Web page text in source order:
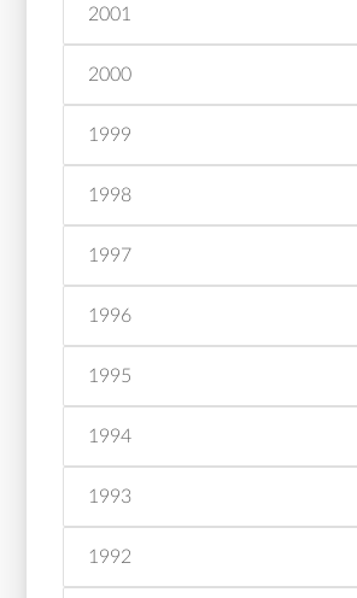
2001
2000
1999
1998
1997
1996
1995
1994
1993
1992